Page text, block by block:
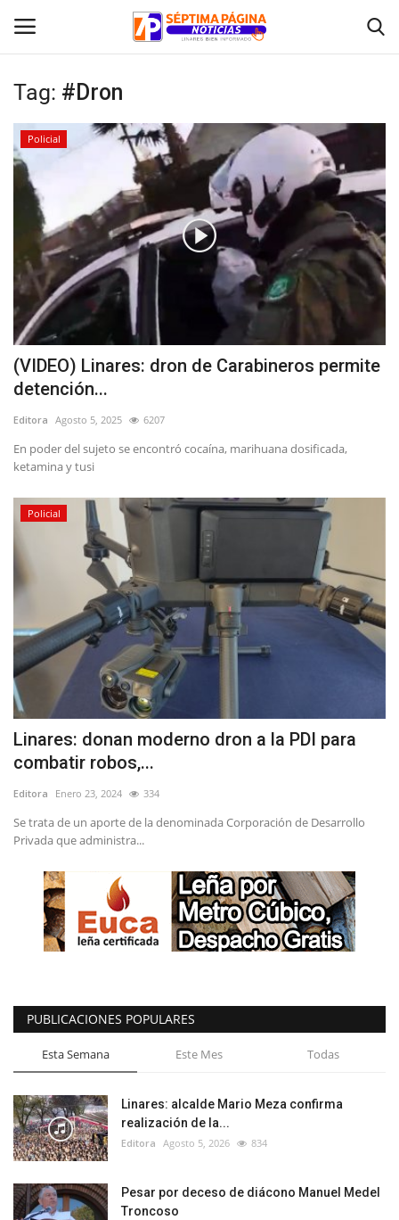
Inicio
Crónica
Policial
Tribunales
Deporte
Política
Espectáculos
Tag: #Dron
Policial
(VIDEO) Linares: dron de Carabineros permite
detención...
Editora Agosto 5, 2025 6207
En poder del sujeto se encontró cocaína, marihuana dosificada,
ketamina y tusi
Policial
Linares: donan moderno dron a la PDI para
combatir robos,...
Editora Enero 23, 2024 334
Se trata de un aporte de la denominada Corporación de Desarrollo
Privada que administra...
PUBLICACIONES POPULARES
Esta Semana Este Mes Todas
Linares: alcalde Mario Meza confirma
realización de la...
Editora Agosto 5, 2026 834
Pesar por deceso de diácono Manuel Medel
Troncoso